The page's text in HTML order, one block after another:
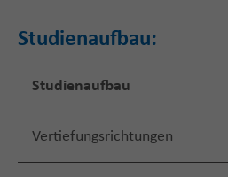
Studienaufbau:
Studienaufbau
Vertiefungsrichtungen